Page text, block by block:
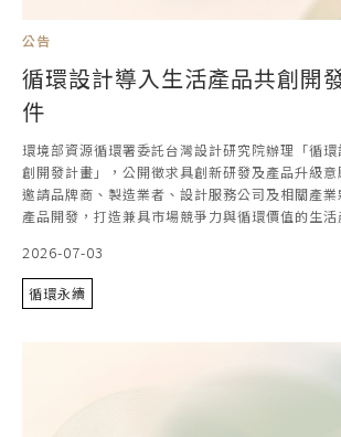
公告
循環設計導入生活產品共創開
件
環境部資源循環署委託台灣設計研究院辦理「循
創開發計畫」，公開徵求具創新研發及產品升級
邀請品牌商、製造業者、設計服務公司及相關產
產品開發，打造兼具市場競爭力與循環價值的生活
2026-07-03
循環永續